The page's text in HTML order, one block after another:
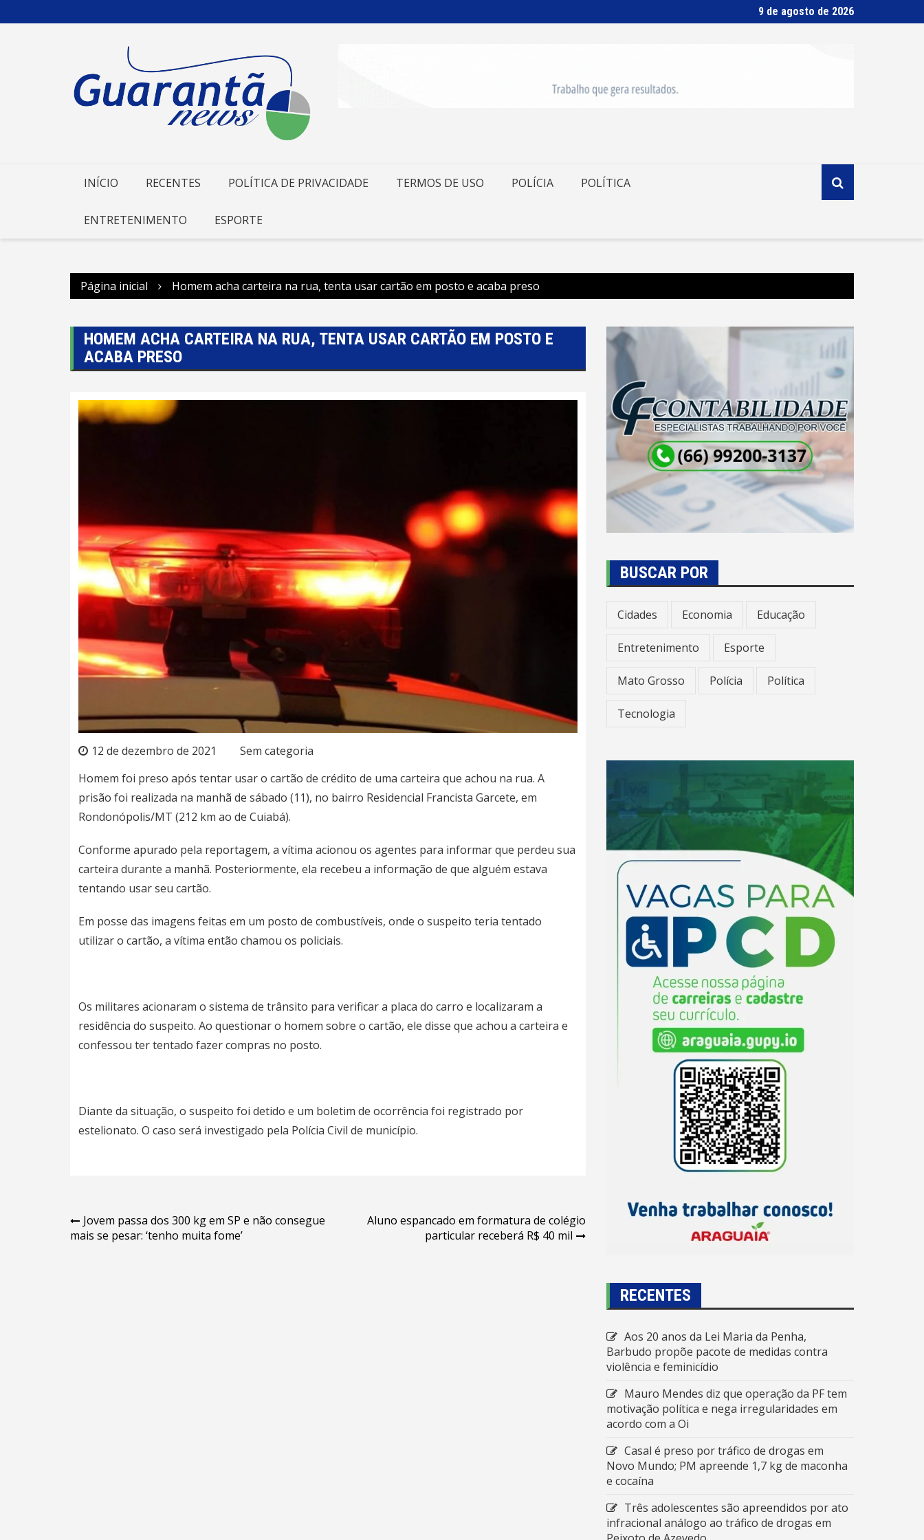
para
9 de agosto de 2026
INÍCIO RECENTES POLÍTICA DE PRIVACIDADE TERMOS DE USO POLÍCIA POLÍTICA
ENTRETENIMENTO ESPORTE
Página inicial Homem acha carteira na rua, tenta usar cartão em posto e acaba preso
HOMEM ACHA CARTEIRA NA RUA, TENTA USAR CARTÃO EM POSTO E
ACABA PRESO
12 de dezembro de 2021
Sem categoria
Homem foi preso após tentar usar o cartão de crédito de uma carteira que achou na rua. A
prisão foi realizada na manhã de sábado (11), no bairro Residencial Francista Garcete, em
Rondonópolis/MT (212 km ao de Cuiabá).
Conforme apurado pela reportagem, a vítima acionou os agentes para informar que perdeu sua
carteira durante a manhã. Posteriormente, ela recebeu a informação de que alguém estava
tentando usar seu cartão.
Em posse das imagens feitas em um posto de combustíveis, onde o suspeito teria tentado
utilizar o cartão, a vítima então chamou os policiais.
Os militares acionaram o sistema de trânsito para verificar a placa do carro e localizaram a
residência do suspeito. Ao questionar o homem sobre o cartão, ele disse que achou a carteira e
confessou ter tentado fazer compras no posto.
Diante da situação, o suspeito foi detido e um boletim de ocorrência foi registrado por
estelionato. O caso será investigado pela Polícia Civil de município.
Navegação
de
Jovem passa dos 300 kg em SP e não consegue
mais se pesar: ‘tenho muita fome’
Aluno espancado em formatura de colégio
particular receberá R$ 40 mil
BUSCAR POR
Cidades Economia Educação
Entretenimento Esporte
Mato Grosso Polícia Política
Tecnologia
RECENTES
Aos 20 anos da Lei Maria da Penha,
Barbudo propõe pacote de medidas contra
violência e feminicídio
Mauro Mendes diz que operação da PF tem
motivação política e nega irregularidades em
acordo com a Oi
Casal é preso por tráfico de drogas em
Novo Mundo; PM apreende 1,7 kg de maconha
e cocaína
Três adolescentes são apreendidos por ato
infracional análogo ao tráfico de drogas em